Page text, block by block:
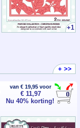
+1
+ >>
van € 19,95 voor
€ 11,97
Nu 40% korting!